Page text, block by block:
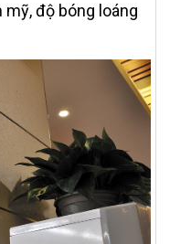
độ bóng loáng